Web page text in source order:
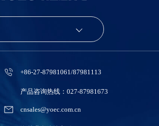
+86-27-87981061/87981113
产品咨询热线：027-87981673
cnsales@yoec.com.cn